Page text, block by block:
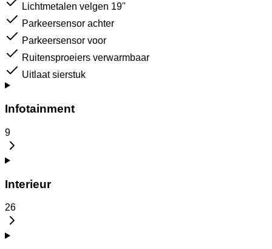
Lichtmetalen velgen 19''
Parkeersensor achter
Parkeersensor voor
Ruitensproeiers verwarmbaar
Uitlaat sierstuk
Infotainment
9
Interieur
26